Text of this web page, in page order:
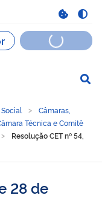
Câmaras,
Técnica e Comitê
Resolução CET nº 54,
28 de